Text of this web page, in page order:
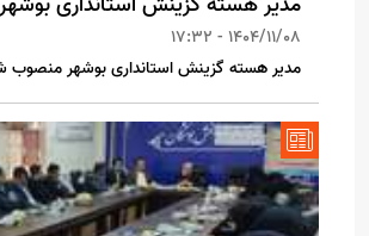
1404/11/08 - 17:32
مدیر هسته گزینش استانداری بوشهر منصوب